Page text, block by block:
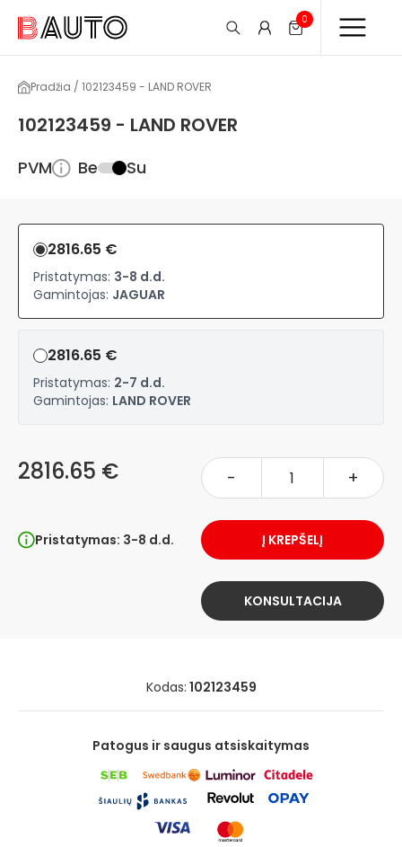
0
Pradžia / 102123459 - LAND ROVER
102123459 - LAND ROVER
PVM Be Su
2816.65 €
Pristatymas: 3-8 d.d.
Gamintojas: JAGUAR
2816.65 €
Pristatymas: 2-7 d.d.
Gamintojas: LAND ROVER
2816.65 € - +
Pristatymas: 3-8 d.d. Į KREPŠELĮ
KONSULTACIJA
Kodas: 102123459
Patogus ir saugus atsiskaitymas